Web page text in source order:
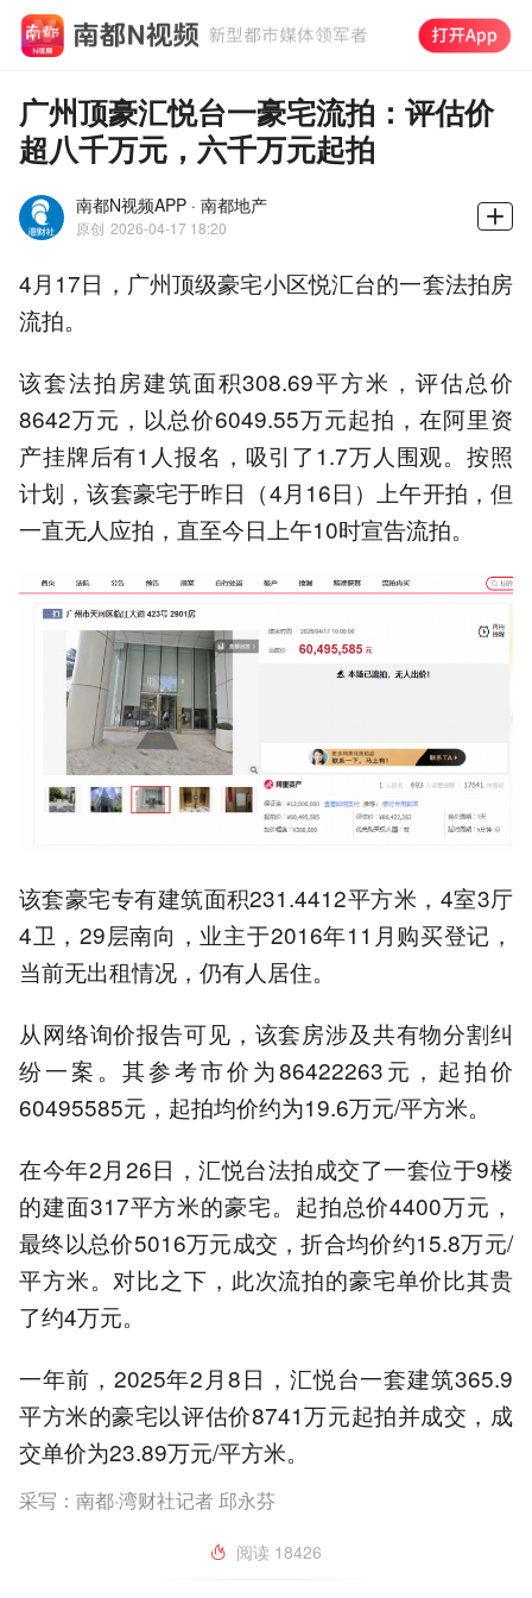
广州顶豪汇悦台一豪宅流拍：评估价
超八千万元，六千万元起拍
南都N视频APP · 南都地产
原创 2026-04-17 18:20
4月17日，广州顶级豪宅小区悦汇台的一套法拍房
流拍。
该套法拍房建筑面积308.69平方米，评估总价
8642万元，以总价6049.55万元起拍，在阿里资
产挂牌后有1人报名，吸引了1.7万人围观。按照
计划，该套豪宅于昨日（4月16日）上午开拍，但
一直无人应拍，直至今日上午10时宣告流拍。
该套豪宅专有建筑面积231.4412平方米，4室3厅
4卫，29层南向，业主于2016年11月购买登记，
当前无出租情况，仍有人居住。
从网络询价报告可见，该套房涉及共有物分割纠
纷一案。其参考市价为86422263元，起拍价
60495585元，起拍均价约为19.6万元/平方米。
在今年2月26日，汇悦台法拍成交了一套位于9楼
的建面317平方米的豪宅。起拍总价4400万元，
最终以总价5016万元成交，折合均价约15.8万元/
平方米。对比之下，此次流拍的豪宅单价比其贵
了约4万元。
一年前，2025年2月8日，汇悦台一套建筑365.9
平方米的豪宅以评估价8741万元起拍并成交，成
交单价为23.89万元/平方米。
采写：南都·湾财社记者 邱永芬
阅读 18426